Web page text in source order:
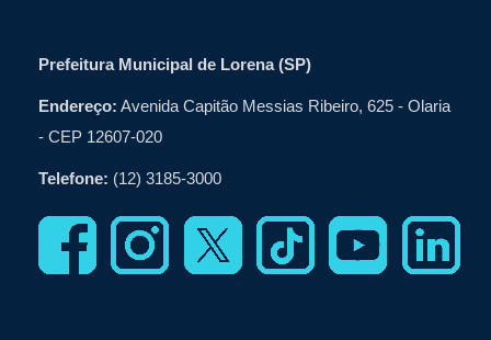
Prefeitura Municipal de Lorena (SP)
Endereço: Avenida Capitão Messias Ribeiro, 625 - Olaria
- CEP 12607-020
Telefone: (12) 3185-3000